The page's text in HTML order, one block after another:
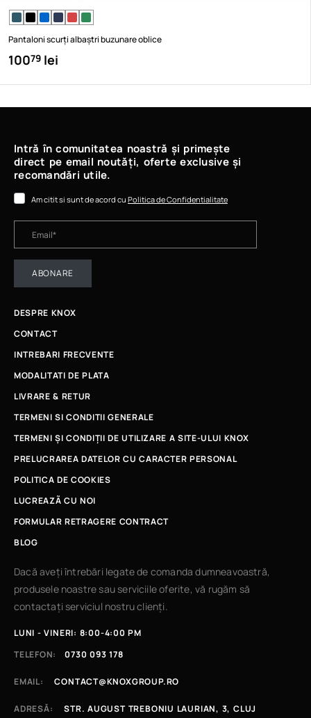
Pantaloni scurți albaștri buzunare oblice
10079 lei
Intră în comunitatea noastră și primește
direct pe email noutăți, oferte exclusive și
recomandări utile.
Am citit si sunt de acord cu Politica de Confidentialitate
ABONARE
DESPRE KNOX
CONTACT
INTREBARI FRECVENTE
MODALITATI DE PLATA
LIVRARE & RETUR
TERMENI SI CONDITII GENERALE
TERMENI ȘI CONDIȚII DE UTILIZARE A SITE-ULUI KNOX
PRELUCRAREA DATELOR CU CARACTER PERSONAL
POLITICA DE COOKIES
LUCREAZÃ CU NOI
FORMULAR RETRAGERE CONTRACT
BLOG
Dacă aveți întrebări legate de comanda dumneavoastră,
produsele noastre sau serviciile oferite, vă rugăm să
contactați serviciul nostru clienți.
LUNI - VINERI: 8:00-4:00 PM
TELEFON:
0730 093 178
EMAIL: CONTACT@KNOXGROUP.RO
ADRESĂ: STR. AUGUST TREBONIU LAURIAN, 3, CLUJ